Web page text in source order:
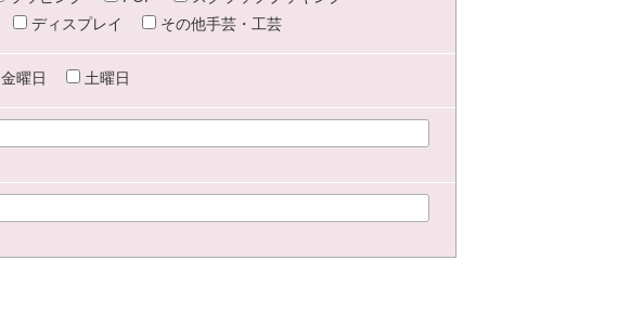
ディスプレイ その他手芸・工芸
金曜日 土曜日